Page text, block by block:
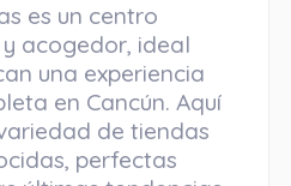
es un centro
acogedor, ideal
una experiencia
en Cancún. Aquí
de tiendas
perfectas